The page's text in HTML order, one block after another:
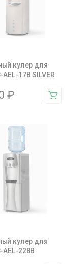
кулер для
17B SILVER
₽
кулер для
AEL-228B